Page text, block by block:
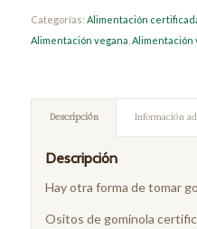
Categorías: Alimentación
Alimentación vegana Alimentación
Descripción Información
Descripción
Hay otra forma de tomar
Ositos de gominola